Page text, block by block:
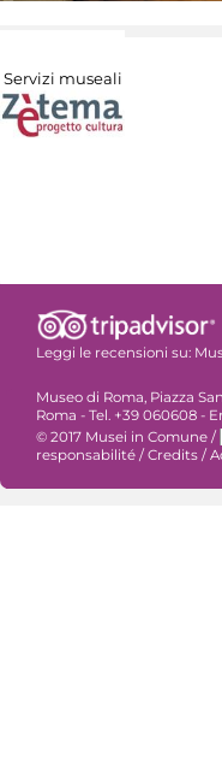
Servizi museali
Leggi le recensioni su:
Museo di Roma, Piazza
Roma - Tel. +39 060608 -
© 2017 Musei in Comune /
responsabilité / Credits /